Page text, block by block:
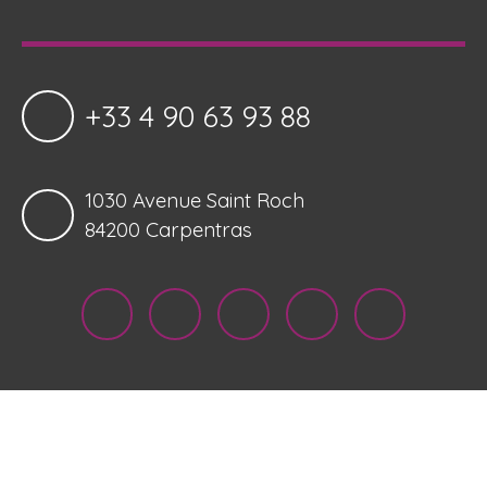
+33 4 90 63 93 88
1030 Avenue Saint Roch
84200 Carpentras